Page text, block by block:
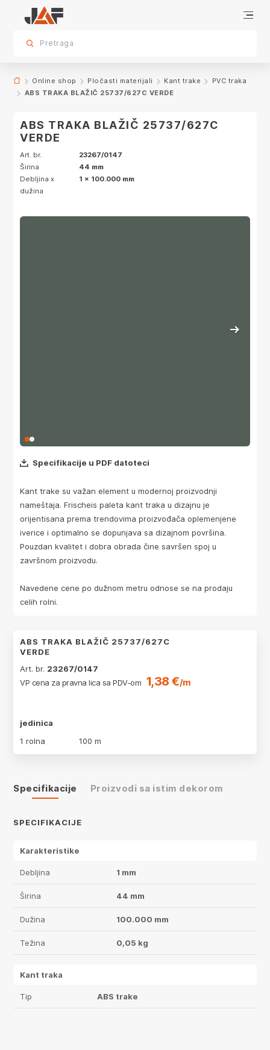
sr.skip-to.main-content
sr.skip-to.table-of-contents
sr.skip-to.main-navigation
Specifikacije
Pretraga
Online shop Pločasti materijali Kant trake
PVC traka
ABS TRAKA BLAŽIČ 25737/627C VERDE
ABS TRAKA BLAŽIČ 25737/627C
VERDE
Art. br.
23267/0147
Širina
44 mm
Debljina x
dužina
1 x 100.000 mm
Specifikacije u PDF datoteci
Kant trake su važan element u modernoj proizvodnji
nameštaja. Frischeis paleta kant traka u dizajnu je
orijentisana prema trendovima proizvođača oplemenjene
iverice i optimalno se dopunjava sa dizajnom površina.
Pouzdan kvalitet i dobra obrada čine savršen spoj u
završnom proizvodu.
Navedene cene po dužnom metru odnose se na prodaju
celih rolni.
ABS TRAKA BLAŽIČ 25737/627C
VERDE
Art. br. 23267/0147
VP cena za pravna lica sa PDV-om 1,38 €/m
jedinica
1 rolna
100 m
Specifikacije Proizvodi sa istim dekorom
SPECIFIKACIJE
Karakteristike
Debljina 1 mm
Širina 44 mm
Dužina 100.000 mm
Težina 0,05 kg
Kant traka
Tip ABS trake